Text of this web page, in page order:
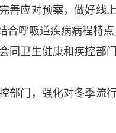
应对预案，做好线上
呼吸道疾病病程特
卫生健康和疾控部门
门，强化对冬季流